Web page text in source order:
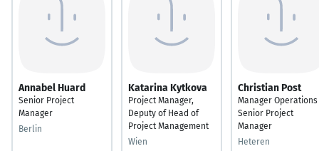
Annabel Huard
Senior Project
Manager
Berlin
Katarina Kytkova
Project Manager,
Deputy of Head of
Project Management
Wien
Christian Post
Manager
Senior Project
Manager
Heteren